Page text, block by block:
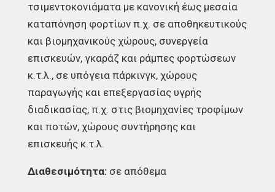
τσιμεντοκονιάματα με κανονική έως μεσαία
καταπόνηση φορτίων π.χ. σε αποθηκευτικούς
και βιομηχανικούς χώρους, συνεργεία
επισκευών, γκαράζ και ράμπες φορτώσεων
κ.τ.λ., σε υπόγεια πάρκινγκ, χώρους
παραγωγής και επεξεργασίας υγρής
διαδικασίας, π.χ. στις βιομηχανίες τροφίμων
και ποτών, χώρους συντήρησης και
επισκευής κ.τ.λ.
Διαθεσιμότητα:σε απόθεμα